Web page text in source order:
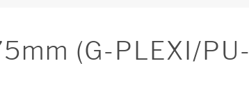
(G-PLEXI/PU-